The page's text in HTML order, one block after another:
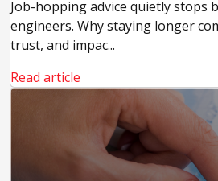
Job-hopping advice quietly stops
engineers. Why staying longer
trust, and impac...
Read article